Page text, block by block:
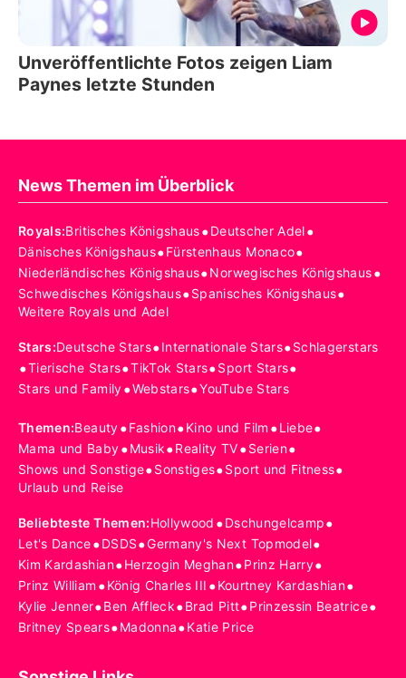
Unveröffentlichte Fotos zeigen Liam
Paynes letzte Stunden
News Themen im Überblick
Royals:Britisches Königshaus•Deutscher Adel•
Dänisches Königshaus•Fürstenhaus Monaco•
Niederländisches Königshaus•Norwegisches Königshaus•
Schwedisches Königshaus•Spanisches Königshaus•
Weitere Royals und Adel
Stars:Deutsche Stars•Internationale Stars•Schlagerstars
•Tierische Stars•TikTok Stars•Sport Stars•
Stars und Family•Webstars•YouTube Stars
Themen:Beauty•Fashion•Kino und Film •Liebe•
Mama und Baby•Musik•Reality TV•Serien•
Shows und Sonstige•Sonstiges•Sport und Fitness•
Urlaub und Reise
Beliebteste Themen:Hollywood •Dschungelcamp•
Let's Dance•DSDS•Germany's Next Topmodel•
Kim Kardashian•Herzogin Meghan•Prinz Harry•
Prinz William •König Charles III •Kourtney Kardashian•
Kylie Jenner•Ben Affleck•Brad Pitt•Prinzessin Beatrice•
Britney Spears•Madonna•Katie Price